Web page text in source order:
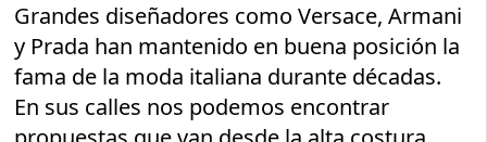
Grandes diseñadores como Versace, Armani
y Prada han mantenido en buena posición la
fama de la moda italiana durante décadas.
En sus calles nos podemos encontrar